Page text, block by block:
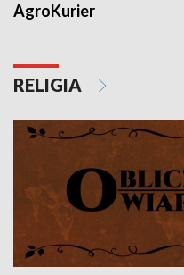
AgroKurier
RELIGIA